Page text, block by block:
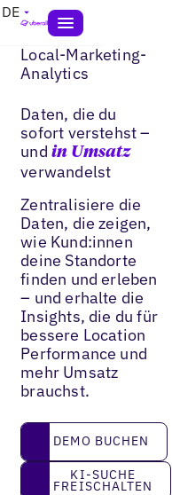
DE
Local-Marketing-
Analytics
Daten, die du
sofort verstehst –
undin Umsatz
verwandelst
Zentralisiere die
Daten, die zeigen,
wie Kund:innen
deine Standorte
finden und erleben
– und erhalte die
Insights, die du für
bessere Location
Performance und
mehr Umsatz
brauchst.
DEMO BUCHEN
DEMO BUCHEN
KI-Suche freischalten
KI-SUCHE
FREISCHALTEN